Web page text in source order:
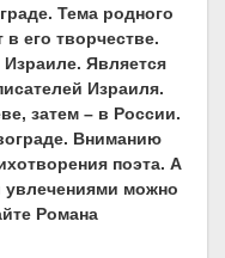
Тема родного
в его творчестве.
Является
Израиля.
затем – в России.
Вниманию
поэта. А
увлечениями можно
Романа